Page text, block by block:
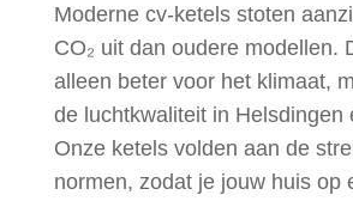
Moderne cv-ketels stoten
CO₂ uit dan oudere modellen.
alleen beter voor het klimaat,
de luchtkwaliteit in Helsdingen
Onze ketels volden aan de
normen, zodat je jouw huis op